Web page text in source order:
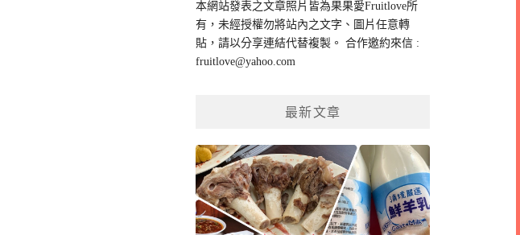
字:
本網站發表之文章照片皆為果果愛Fruitlove所
有，未經授權勿將站內之文字、圖片任意轉
貼，請以分享連結代替複製。 合作邀約來信 :
fruitlove@yahoo.com
最新文章